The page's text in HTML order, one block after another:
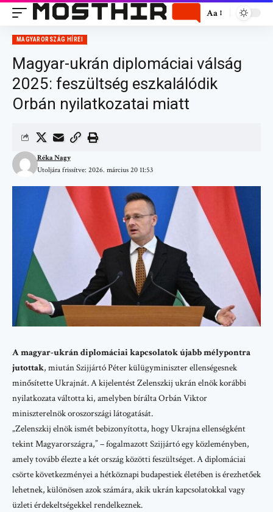
Aa
MAGYARORSZÁG HÍREI
Magyar-ukrán diplomáciai válság
2025: feszültség eszkalálódik
Orbán nyilatkozatai miatt
Utoljára frissítve: 2026. március 20 11:53
Réka Nagy
A magyar-ukrán diplomáciai kapcsolatok újabb mélypontra
jutottak, miután Szijjártó Péter külügyminiszter ellenségesnek
minősítette Ukrajnát. A kijelentést Zelenszkij ukrán elnök korábbi
nyilatkozata váltotta ki, amelyben bírálta Orbán Viktor
miniszterelnök oroszországi látogatását.
„Zelenszkij elnök ismét bebizonyította, hogy Ukrajna ellenségként
tekint Magyarországra,” – fogalmazott Szijjártó egy közleményben,
amely tovább élezte a két ország közötti feszültséget. A diplomáciai
csörte következményei a hétköznapi budapestiek életében is érezhetőek
lehetnek, különösen azok számára, akik ukrán kapcsolatokkal vagy
üzleti érdekeltségekkel rendelkeznek.